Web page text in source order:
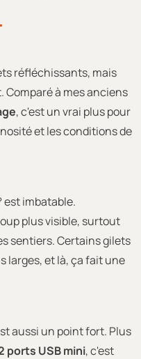
réfléchissants, mais
à mes anciens
, c'est un vrai plus pour
et les conditions de
est imbatable.
plus visible, surtout
sentiers. Certains gilets
larges, et là, ça fait une
aussi un point fort. Plus
ports USB mini, c'est